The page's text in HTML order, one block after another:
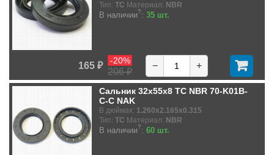
Тип: TC Материал: NBR
В наличии?: 35 шт.
165 ₽
206 ₽
-20% − +
Сальник 32x55x8 TC NBR 70-K01B-
C-C NAK
В дюймах: 1.260x2.165x0.315
Тип: TC Материал: NBR
В наличии?: 60 шт.